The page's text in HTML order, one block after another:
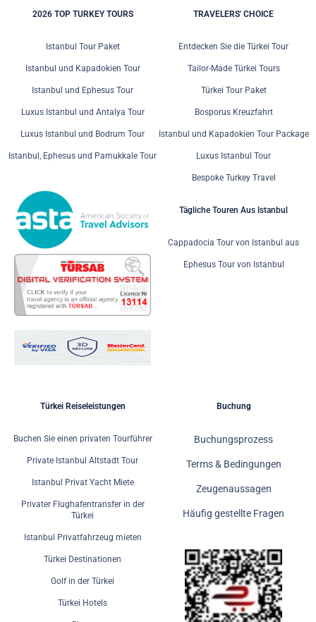
2026 TOP TURKEY TOURS
Istanbul Tour Paket
Istanbul und Kapadokien Tour
Istanbul und Ephesus Tour
Luxus Istanbul und Antalya Tour
Luxus Istanbul und Bodrum Tour
Istanbul, Ephesus und Pamukkale Tour
TRAVELERS' CHOICE
Entdecken Sie die Türkei Tour
Tailor-Made Türkei Tours
Türkei Tour Paket
Bosporus Kreuzfahrt
Istanbul und Kapadokien Tour Package
Luxus Istanbul Tour
Bespoke Turkey Travel
Tägliche Touren Aus Istanbul
Cappadocia Tour von Istanbul aus
Ephesus Tour von Istanbul
Türkei Reiseleistungen
Buchen Sie einen privaten Tourführer
Private Istanbul Altstadt Tour
Istanbul Privat Yacht Miete
Privater Flughafentransfer in der
Türkei
Istanbul Privatfahrzeug mieten
Türkei Destinationen
Golf in der Türkei
Türkei Hotels
Buchung
Buchungsprozess
Terms & Bedingungen
Zeugenaussagen
Häufig gestellte Fragen